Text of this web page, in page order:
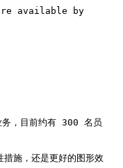
available by
务，目前约有 300 名员
施，还是更好的图形效